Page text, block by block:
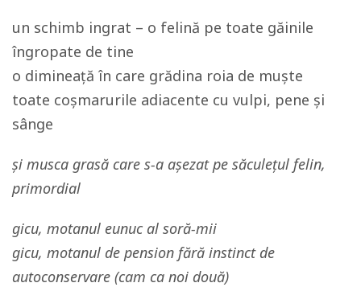
un schimb ingrat – o felină pe toate găinile
îngropate de tine
o dimineață în care grădina roia de muște
toate coşmarurile adiacente cu vulpi, pene şi
sânge
şi musca grasă care s-a așezat pe săculeţul felin,
primordial
gicu, motanul eunuc al soră-mii
gicu, motanul de pension fără instinct de
autoconservare (cam ca noi două)